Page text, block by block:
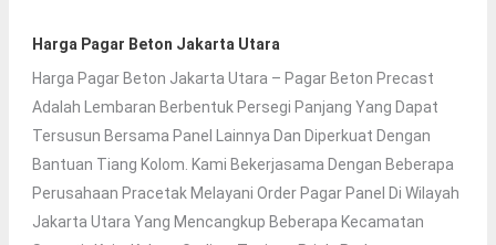
Harga Pagar Beton Jakarta Utara
Harga Pagar Beton Jakarta Utara – Pagar Beton Precast
Adalah Lembaran Berbentuk Persegi Panjang Yang Dapat
Tersusun Bersama Panel Lainnya Dan Diperkuat Dengan
Bantuan Tiang Kolom. Kami Bekerjasama Dengan Beberapa
Perusahaan Pracetak Melayani Order Pagar Panel Di Wilayah
Jakarta Utara Yang Mencangkup Beberapa Kecamatan